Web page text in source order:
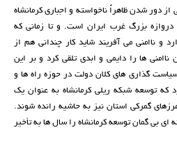
دور شدن ظاهراً ناخواسته و اجباری کرمانشاه
دروازه بزرگ غرب ایران است. و تا زمانی که
ناامنی می آفریند شاید کار چندانی هم از
ناامنی ها را دایمی و ابدي تلقی کرد و بر این
گذاری های کلان دولت در حوزه راه ها و
که توسعه شبکه ریلی کرمانشاه به عنوان یک
گمركي استان نيز به حاشيه رانده شوند.
ای بی گمان توسعه کرمانشاه را سال ها به تأخیر